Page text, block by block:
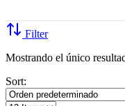
Filter
Mostrando el único
Sort: